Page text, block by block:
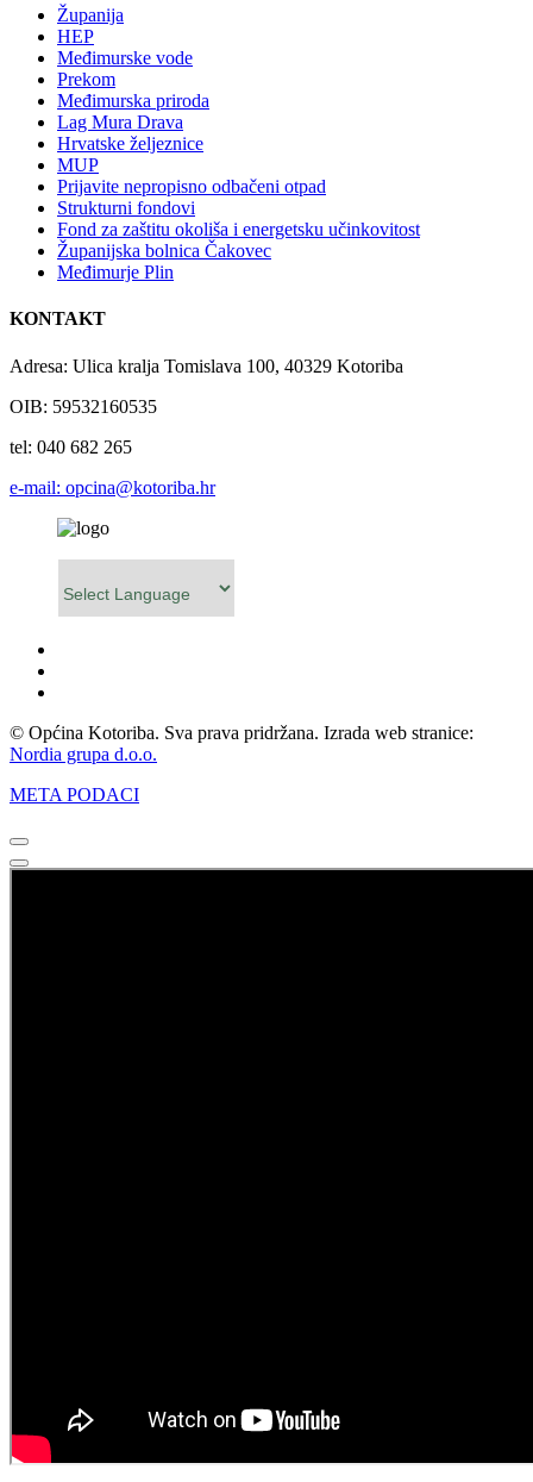
Županija
HEP
Međimurske vode
Prekom
Međimurska priroda
Lag Mura Drava
Hrvatske željeznice
MUP
Prijavite nepropisno odbačeni otpad
Strukturni fondovi
Fond za zaštitu okoliša i energetsku učinkovitost
Županijska bolnica Čakovec
Međimurje Plin
KONTAKT
Adresa: Ulica kralja Tomislava 100, 40329 Kotoriba
OIB: 59532160535
tel: 040 682 265
e-mail: opcina@kotoriba.hr
© Općina Kotoriba. Sva prava pridržana. Izrada web stranice:
Nordia grupa d.o.o.
META PODACI